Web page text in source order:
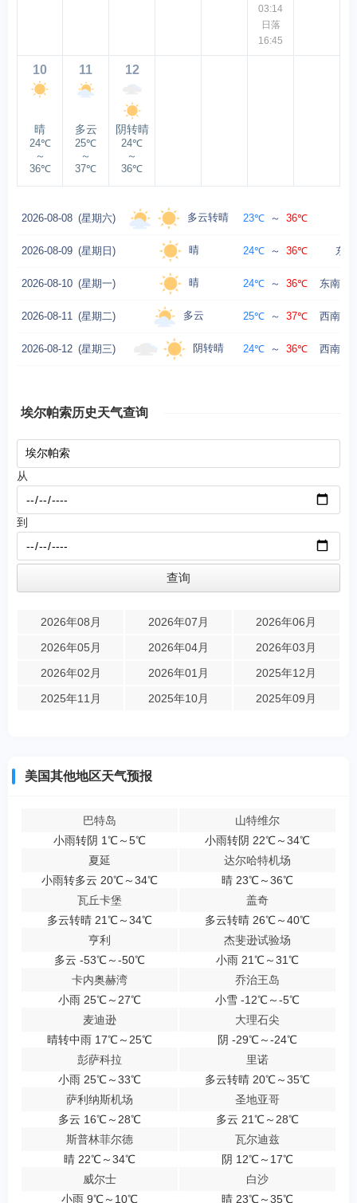
03:14
日落
16:45
10
晴
24℃
～
36℃
11
多云
25℃
～
37℃
12
阴转晴
24℃
～
36℃
2026-08-08 (星期六) 多云转晴 23℃ ～ 36℃
2026-08-09 (星期日) 晴 24℃ ～ 36℃ 东
2026-08-10 (星期一) 晴 24℃ ～ 36℃ 东南风
2026-08-11 (星期二) 多云 25℃ ～ 37℃ 西南风
2026-08-12 (星期三) 阴转晴 24℃ ～ 36℃ 西南风
埃尔帕索历史天气查询
从
到
2026年08月 2026年07月
2026年06月
2026年05月
2026年04月
2026年03月
2026年02月
2026年01月
2025年12月
2025年11月
2025年10月 2025年09月
美国其他地区天气预报
巴特岛
小雨转阴 1℃～5℃
山特维尔
小雨转阴 22℃～34℃
夏延
小雨转多云 20℃～34℃
达尔哈特机场
晴 23℃～36℃
瓦丘卡堡
多云转晴 21℃～34℃
盖奇
多云转晴 26℃～40℃
亨利
多云 -53℃～-50℃
杰斐逊试验场
小雨 21℃～31℃
卡内奥赫湾
小雨 25℃～27℃
乔治王岛
小雪 -12℃～-5℃
麦迪逊
晴转中雨 17℃～25℃
大理石尖
阴 -29℃～-24℃
彭萨科拉
小雨 25℃～33℃
里诺
多云转晴 20℃～35℃
萨利纳斯机场
多云 16℃～28℃
圣地亚哥
多云 21℃～28℃
斯普林菲尔德
晴 22℃～34℃
瓦尔迪兹
阴 12℃～17℃
威尔士
小雨 9℃～10℃
白沙
晴 23℃～35℃